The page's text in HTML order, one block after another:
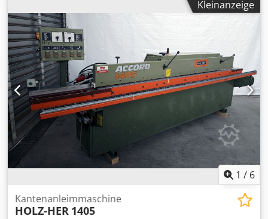
Kleinanzeige
1 / 6
Kantenanleimmaschine
HOLZ-HER 1405